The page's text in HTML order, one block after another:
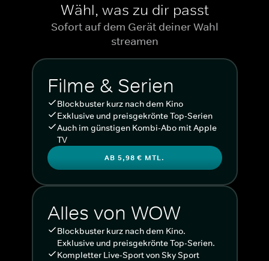
Wähl, was zu dir passt
Sofort auf dem Gerät deiner Wahl
streamen
Filme & Serien
Blockbuster kurz nach dem Kino
Exklusive und preisgekrönte Top-Serien
Auch im günstigen Kombi-Abo mit Apple
TV
AB 5,98 € MTL.
Alles von WOW
Blockbuster kurz nach dem Kino.
Exklusive und preisgekrönte Top-Serien.
Kompletter Live-Sport von Sky Sport